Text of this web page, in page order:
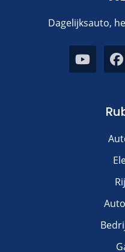
Dagelijksauto,